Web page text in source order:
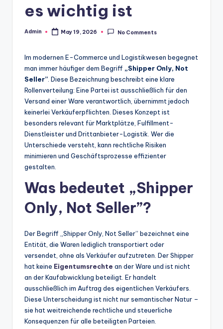
es wichtig ist
Posted
Admin May 19, 2026 No Comments
Im modernen E-Commerce und Logistikwesen begegnet
man immer häufiger dem Begriff „Shipper Only, Not
Seller” . Diese Bezeichnung beschreibt eine klare
Rollenverteilung: Eine Partei ist ausschließlich für den
Versand einer Ware verantwortlich, übernimmt jedoch
keinerlei Verkäuferpflichten. Dieses Konzept ist
besonders relevant für Marktplätze, Fulfillment-
Dienstleister und Drittanbieter-Logistik. Wer die
Unterschiede versteht, kann rechtliche Risiken
minimieren und Geschäftsprozesse effizienter
gestalten.
Was bedeutet „Shipper
Only, Not Seller”?
Der Begriff „Shipper Only, Not Seller” bezeichnet eine
Entität, die Waren lediglich transportiert oder
versendet, ohne als Verkäufer aufzutreten. Der Shipper
hat keine Eigentumsrechte an der Ware und ist nicht
an der Kaufabwicklung beteiligt. Er handelt
ausschließlich im Auftrag des eigentlichen Verkäufers.
Diese Unterscheidung ist nicht nur semantischer Natur –
sie hat weitreichende rechtliche und steuerliche
Konsequenzen für alle beteiligten Parteien.